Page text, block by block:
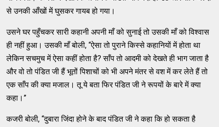
से उनकी आँखों में घुसकर गायब हो गया।
उसने घर पहुँचकर सारी कहानी अपनी माँ को सुनाई तो उसकी माँ को विश्वास
ही नहीं हुआ। उसकी माँ बोली, “ऐसा तो पुराने किस्से कहानियों में होता था
लेकिन सचमुच में ऐसा कहीं होता है? साँप तो आदमी को देखते ही भाग जाता है
और वो तो पंडित जी हैं भूतों पिशाचों को भी अपने मंतर से वश में कर लेते हैं तो
एक साँप की क्या मजाल। तू ये बता फिर पंडित जी ने रूपयों के बारे में क्या
कहा।”
कजरी बोली, “दुबारा जिंदा होने के बाद पंडित जी ने कहा कि हो सकता है